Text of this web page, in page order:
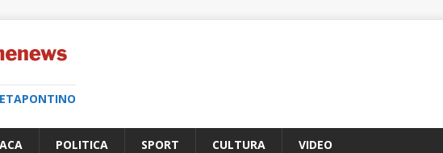
POLITICA SPORT CULTURA VIDEO